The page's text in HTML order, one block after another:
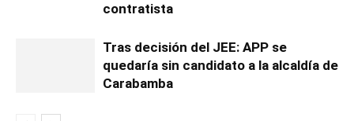
contratista
Tras decisión del JEE: APP se
quedaría sin candidato a la alcaldía de
Carabamba